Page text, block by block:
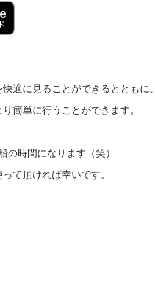
適に見ることができるとともに、
簡単に行うことができます。
の時間になります（笑）
て頂ければ幸いです。